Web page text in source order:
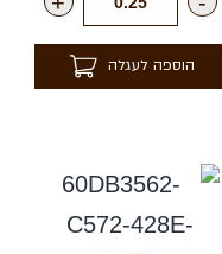
הוספה לעגלה